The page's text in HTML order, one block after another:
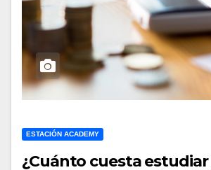
ESTACIÓN ACADEMY
¿Cuánto cuesta estudiar